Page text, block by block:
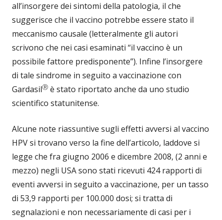
all’insorgere dei sintomi della patologia, il che
suggerisce che il vaccino potrebbe essere stato il
meccanismo causale (letteralmente gli autori
scrivono che nei casi esaminati “il vaccino è un
possibile fattore predisponente”). Infine l’insorgere
di tale sindrome in seguito a vaccinazione con
GardasilⓇ è stato riportato anche da uno studio
scientifico statunitense.
Alcune note riassuntive sugli effetti avversi al vaccino
HPV si trovano verso la fine dell’articolo, laddove si
legge che fra giugno 2006 e dicembre 2008, (2 anni e
mezzo) negli USA sono stati ricevuti 424 rapporti di
eventi avversi in seguito a vaccinazione, per un tasso
di 53,9 rapporti per 100.000 dosi; si tratta di
segnalazioni e non necessariamente di casi per i